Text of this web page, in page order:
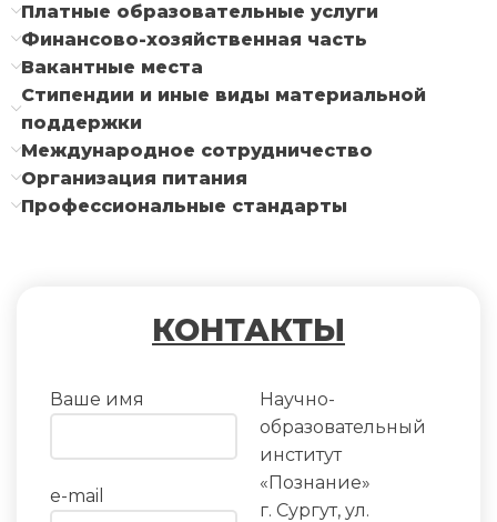
Платные образовательные услуги
Финансово-хозяйственная часть
Вакантные места
Стипендии и иные виды материальной
поддержки
Международное сотрудничество
Организация питания
Профессиональные стандарты
КОНТАКТЫ
Ваше имя
e-mail
Научно-
образовательный
институт
«Познание»
г. Сургут, ул.